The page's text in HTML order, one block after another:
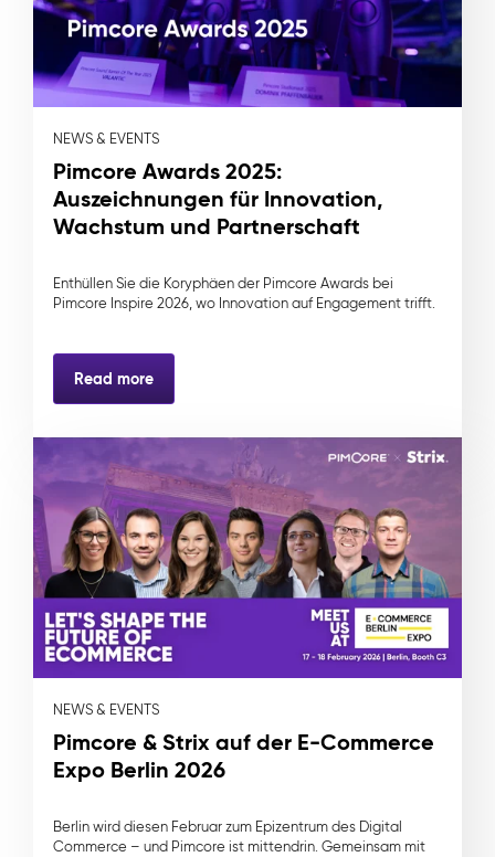
NEWS & EVENTS
Pimcore Awards 2025:
Auszeichnungen für Innovation,
Wachstum und Partnerschaft
Enthüllen Sie die Koryphäen der Pimcore Awards bei
Pimcore Inspire 2026, wo Innovation auf Engagement trifft.
Read more
NEWS & EVENTS
Pimcore & Strix auf der E-Commerce
Expo Berlin 2026
Berlin wird diesen Februar zum Epizentrum des Digital
Commerce – und Pimcore ist mittendrin. Gemeinsam mit